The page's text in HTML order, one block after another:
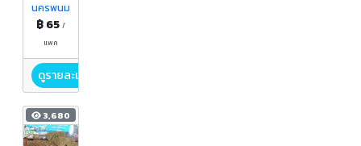
นครพนม
฿ 65 /
แพค
ดูรายละเอียด
3,680